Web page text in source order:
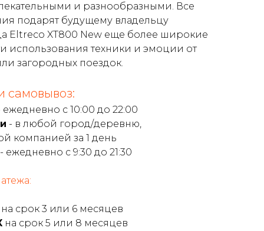
и разнообразными. Все
подарят будущему владельцу
Eltreco XT800 New еще более широкие
использования техники и эмоции от
загородных поездок.
самовывоз:
с 10:00 до 22:00
- в любой город/деревню,
компанией за 1 день
ежедневно с 9:30 до 21:30
срок 3 или 6 месяцев
на срок 5 или 8 месяцев